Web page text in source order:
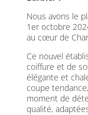
Nous avons le
1er octobre
au cœur de
Ce nouvel
coiffure et de
élégante et
coupe
moment de
qualité,